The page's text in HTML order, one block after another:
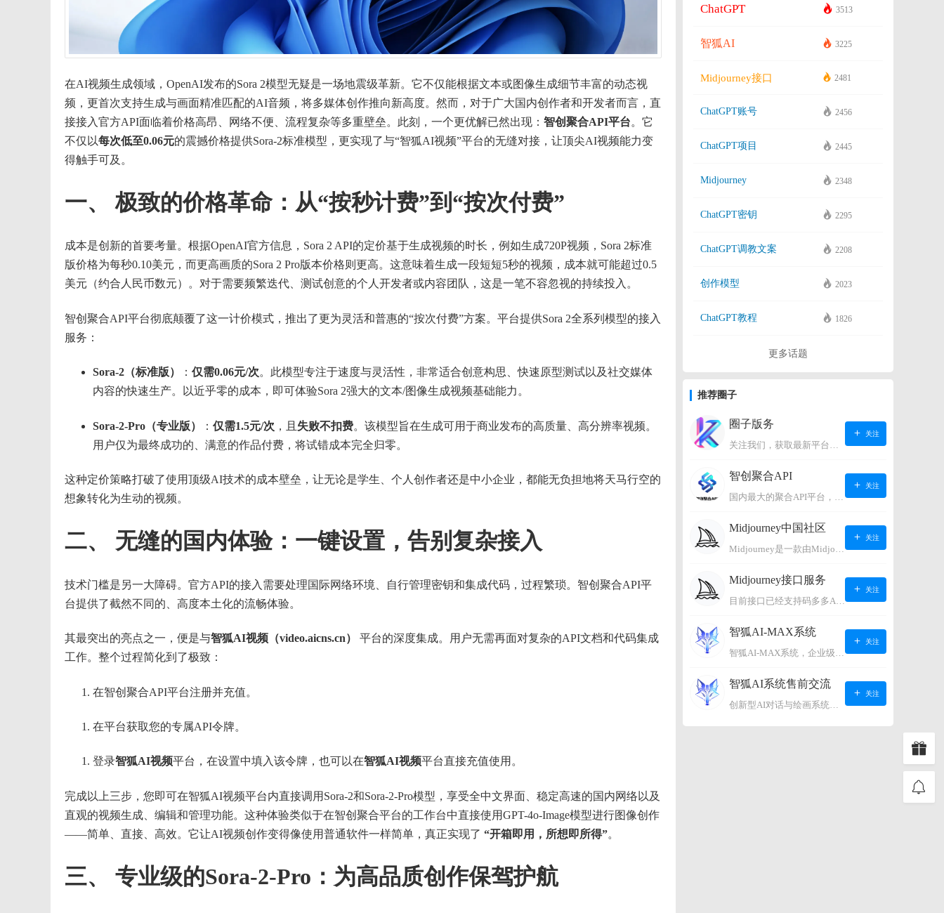
在AI视频生成领域，OpenAI发布的Sora 2模型无疑是一场地震级革新。它不仅能根据文本或图像生成细节丰富的动态视
频，更首次支持生成与画面精准匹配的AI音频，将多媒体创作推向新高度。然而，对于广大国内创作者和开发者而言，直
接接入官方API面临着价格高昂、网络不便、流程复杂等多重壁垒。此刻，一个更优解已然出现： 智创聚合API平台。它
不仅以每次低至0.06元的震撼价格提供Sora-2标准模型，更实现了与“智狐AI视频”平台的无缝对接，让顶尖AI视频能力变
得触手可及。
一、 极致的价格革命：从“按秒计费”到“按次付费”
成本是创新的首要考量。根据OpenAI官方信息，Sora 2 API的定价基于生成视频的时长，例如生成720P视频，Sora 2标准
版价格为每秒0.10美元，而更高画质的Sora 2 Pro版本价格则更高。这意味着生成一段短短5秒的视频，成本就可能超过0.5
美元（约合人民币数元）。对于需要频繁迭代、测试创意的个人开发者或内容团队，这是一笔不容忽视的持续投入。
智创聚合API平台彻底颠覆了这一计价模式，推出了更为灵活和普惠的“按次付费”方案。平台提供Sora 2全系列模型的接入
服务：
Sora-2（标准版） ： 仅需0.06元/次。此模型专注于速度与灵活性，非常适合创意构思、快速原型测试以及社交媒体
内容的快速生产。以近乎零的成本，即可体验Sora 2强大的文本/图像生成视频基础能力。
Sora-2-Pro（专业版） ： 仅需1.5元/次 ，且 失败不扣费。该模型旨在生成可用于商业发布的高质量、高分辨率视频。
用户仅为最终成功的、满意的作品付费，将试错成本完全归零。
这种定价策略打破了使用顶级AI技术的成本壁垒，让无论是学生、个人创作者还是中小企业，都能无负担地将天马行空的
想象转化为生动的视频。
二、 无缝的国内体验：一键设置，告别复杂接入
技术门槛是另一大障碍。官方API的接入需要处理国际网络环境、自行管理密钥和集成代码，过程繁琐。智创聚合API平
台提供了截然不同的、高度本土化的流畅体验。
其最突出的亮点之一，便是与智狐AI视频（video.aicns.cn）
平台的深度集成。用户无需再面对复杂的API文档和代码集成
工作。整个过程简化到了极致：
在智创聚合API平台注册并充值。
在平台获取您的专属API令牌。
登录智狐AI视频平台，在设置中填入该令牌，也可以在智狐AI视频平台直接充值使用。
完成以上三步，您即可在智狐AI视频平台内直接调用Sora-2和Sora-2-Pro模型，享受全中文界面、稳定高速的国内网络以及
直观的视频生成、编辑和管理功能。这种体验类似于在智创聚合平台的工作台中直接使用GPT-4o-Image模型进行图像创作
——简单、直接、高效。它让AI视频创作变得像使用普通软件一样简单，真正实现了 “开箱即用，所想即所得”。
三、 专业级的Sora-2-Pro：为高品质创作保驾护航
ChatGPT 3513
智狐AI 3225
Midjourney接口 2481
ChatGPT账号 2456
ChatGPT项目 2445
Midjourney 2348
ChatGPT密钥 2295
ChatGPT调教文案 2208
创作模型 2023
ChatGPT教程 1826
更多话题
推荐圈子
圈子版务
关注我们，获取最新平台动态。
关注
智创聚合API
国内最大的聚合API平台，支持OpenAI、阿里、智谱、360、讯飞、百度等国内外大语言模型。https://s.lconai.com/
关注
Midjourney中国社区
Midjourney是一款由Midjourney有限公司开发的数字艺术工具软件，具有生成虚拟世界的强大能力，可根据用户输入的文字或语音在虚拟世界中生成对应场景，使用户能够探索和创造自己的数字艺术作品。
关注
Midjourney接口服务
目前接口已经支持码多多AI系统、小狐狸AI系统，如需其它接口请联系微信客服：lonconst
关注
智狐AI-MAX系统
智狐AI-MAX系统，企业级AI知识库，可以进行AI对话、AI应用，拥有强大的第三方对接能力。适用企业智能客服、企业智能文档、专家顾问助理等多种企业级商业场景，具有较大的商业使用价值。 如需购买请联系客服微信：lonconst
关注
智狐AI系统售前交流
创新型AI对话与绘画系统（非官方） 如需购买请联系微信客服：lonconst
关注